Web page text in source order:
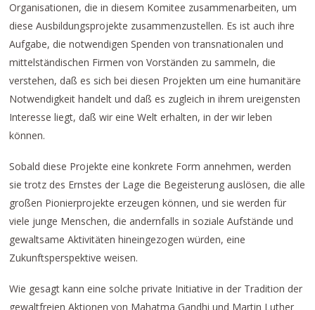
Organisationen, die in diesem Komitee zusammenarbeiten, um
diese Ausbildungsprojekte zusammenzustellen. Es ist auch ihre
Aufgabe, die notwendigen Spenden von transnationalen und
mittelständischen Firmen von Vorständen zu sammeln, die
verstehen, daß es sich bei diesen Projekten um eine humanitäre
Notwendigkeit handelt und daß es zugleich in ihrem ureigensten
Interesse liegt, daß wir eine Welt erhalten, in der wir leben
können.
Sobald diese Projekte eine konkrete Form annehmen, werden
sie trotz des Ernstes der Lage die Begeisterung auslösen, die alle
großen Pionierprojekte erzeugen können, und sie werden für
viele junge Menschen, die andernfalls in soziale Aufstände und
gewaltsame Aktivitäten hineingezogen würden, eine
Zukunftsperspektive weisen.
Wie gesagt kann eine solche private Initiative in der Tradition der
gewaltfreien Aktionen von Mahatma Gandhi und Martin Luther